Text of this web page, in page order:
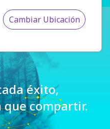
Cambiar Ubicación
éxito,
compartir.